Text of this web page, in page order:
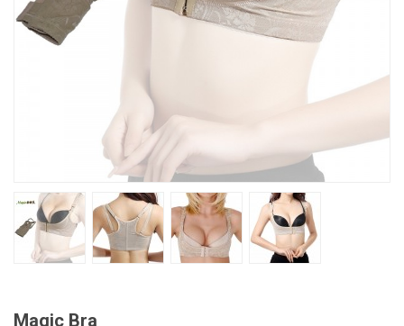
Magic Bra